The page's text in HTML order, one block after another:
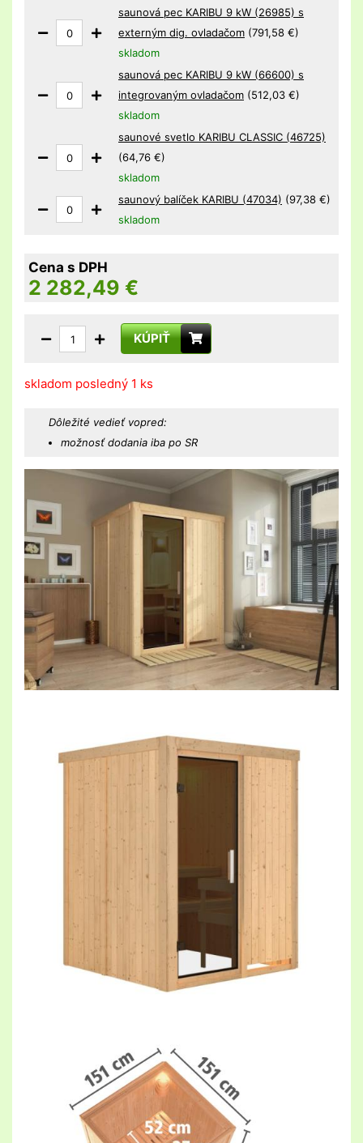
saunová pec KARIBU 9 kW (26985) s
externým dig. ovladačom (791,58 €)
skladom
saunová pec KARIBU 9 kW (66600) s
integrovaným ovladačom (512,03 €)
skladom
saunové svetlo KARIBU CLASSIC (46725)
(64,76 €)
skladom
saunový balíček KARIBU (47034) (97,38 €)
skladom
Cena s DPH
2 282,49 €
KÚPIŤ
skladom posledný 1 ks
Dôležité vedieť vopred:
možnosť dodania iba po SR